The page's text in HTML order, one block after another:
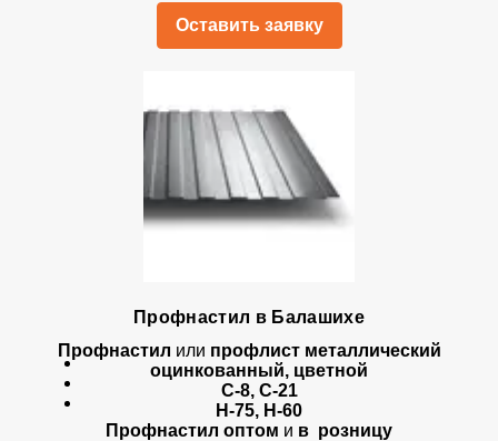
Оставить заявку
Профнастил в Балашихе
Профнастил или профлист металлический
оцинкованный, цветной
С-8, С-21
Н-75, Н-60
Профнастил оптом и в розницу